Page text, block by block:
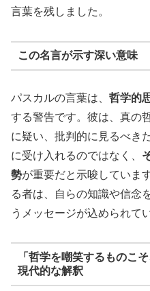
言葉を残しました。
この名言が示す深い意味
パスカルの言葉は、 哲学的
する警告です。彼は、真の
に疑い、批判的に見るべき
に受け入れるのではなく、
勢が重要だと示唆していま
る者は、自らの知識や信念
うメッセージが込められて
「哲学を嘲笑するものこ
現代的な解釈